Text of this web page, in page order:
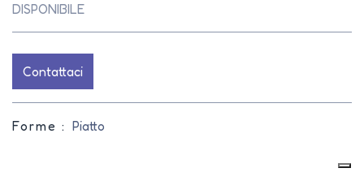
DISPONIBILE
Contattaci
Forme : Piatto